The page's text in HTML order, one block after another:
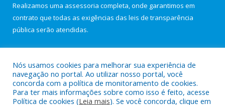
Realizamos uma assessoria completa, onde garantimos em
contrato que todas as exigências das leis de transparência
pública serão atendidas.
Nós usamos cookies para melhorar sua experiência de
navegação no portal. Ao utilizar nosso portal, você
concorda com a política de monitoramento de cookies.
Para ter mais informações sobre como isso é feito, acesse
Política de cookies (Leia mais). Se você concorda, clique em